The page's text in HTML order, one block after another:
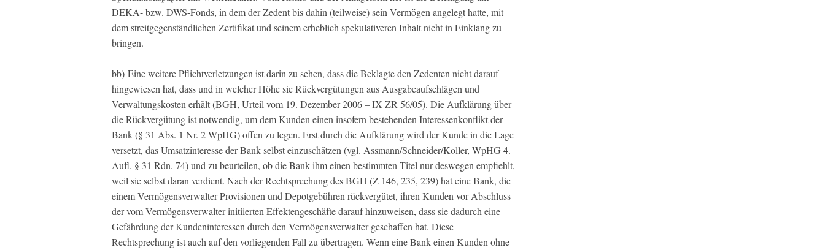
DEKA- bzw. DWS-Fonds, in dem der Zedent bis dahin (teilweise) sein Vermögen angelegt hatte, mit
dem streitgegenständlichen Zertifikat und seinem erheblich spekulativeren Inhalt nicht in Einklang zu
bringen.
bb) Eine weitere Pflichtverletzungen ist darin zu sehen, dass die Beklagte den Zedenten nicht darauf
hingewiesen hat, dass und in welcher Höhe sie Rückvergütungen aus Ausgabeaufschlägen und
Verwaltungskosten erhält (BGH, Urteil vom 19. Dezember 2006 – IX ZR 56/05). Die Aufklärung über
die Rückvergütung ist notwendig, um dem Kunden einen insofern bestehenden Interessenkonflikt der
Bank (§ 31 Abs. 1 Nr. 2 WpHG) offen zu legen. Erst durch die Aufklärung wird der Kunde in die Lage
versetzt, das Umsatzinteresse der Bank selbst einzuschätzen (vgl. Assmann/Schneider/Koller, WpHG 4.
Aufl. § 31 Rdn. 74) und zu beurteilen, ob die Bank ihm einen bestimmten Titel nur deswegen empfiehlt,
weil sie selbst daran verdient. Nach der Rechtsprechung des BGH (Z 146, 235, 239) hat eine Bank, die
einem Vermögensverwalter Provisionen und Depotgebühren rückvergütet, ihren Kunden vor Abschluss
der vom Vermögensverwalter initiierten Effektengeschäfte darauf hinzuweisen, dass sie dadurch eine
Gefährdung der Kundeninteressen durch den Vermögensverwalter geschaffen hat. Diese
Rechtsprechung ist auch auf den vorliegenden Fall zu übertragen. Wenn eine Bank einen Kunden ohne